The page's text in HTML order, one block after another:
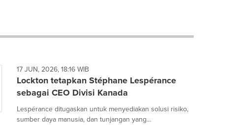
17 JUN, 2026, 18:16 WIB
Lockton tetapkan Stéphane Lespérance
sebagai CEO Divisi Kanada
Lespérance ditugaskan untuk menyediakan solusi risiko,
sumber daya manusia, dan tunjangan yang...